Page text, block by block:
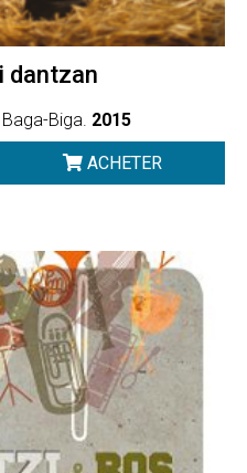
dantzan
Baga-Biga. 2015
ACHETER